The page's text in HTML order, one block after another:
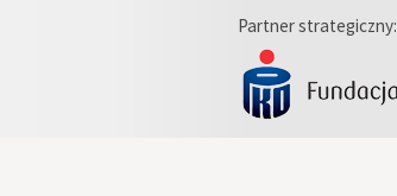
Partner strategiczny: